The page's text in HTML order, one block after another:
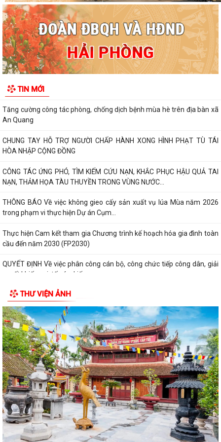
TIN MỚI
XÃ AN QUANG TỔ CHỨC PHIÊN HỌP LẦN THỨ II BAN ĐẠI DIỆN HỘI
ĐỒNG QUẢN TRỊ NGÂN HÀNG CHÍNH SÁCH XÃ HỘI
"SMART HẢI PHÒNG - CÔNG DÂN THÔNG MINH, THÀNH PHỐ MẠNH
MẼ"
vụ 6 tháng cuối năm 2026
Tăng cường công tác phòng, chống dịch bệnh mùa hè trên địa bàn xã
An Quang
CHUNG TAY HỖ TRỢ NGƯỜI CHẤP HÀNH XONG HÌNH PHẠT TÙ TÁI
HÒA NHẬP CỘNG ĐỒNG
CÔNG TÁC ỨNG PHÓ, TÌM KIẾM CỨU NẠN, KHẮC PHỤC HẬU QUẢ TAI
NẠN, THẢM HỌA TÀU THUYỀN TRONG VÙNG NƯỚC...
THÔNG BÁO Về việc không gieo cấy sản xuất vụ lúa Mùa năm 2026
trong phạm vi thực hiện Dự án Cụm...
Thực hiện Cam kết tham gia Chương trình kế hoạch hóa gia đình toàn
cầu đến năm 2030 (FP2030)
QUYẾT ĐỊNH Về việc phân công cán bộ, công chức tiếp công dân, giải
quyết khiếu nại, tố cáo, kiến...
THÔNG BÁO Lịch tiếp công dân định kỳ của Chủ tịch Ủy ban nhân dân
xã 6 tháng cuối năm 2026
QUYẾT ĐỊNH Về việc ban hành Quy chế Tiếp công dân, tiếp nhận và xử
lý đơn khiếu nại, tố...
QUYẾT ĐỊNH: Ban hành Nội quy tiếp công dân tại Trụ sở Ủy ban nhân
dân xã An Quang
Quy định số 132-QĐ/TW của Bộ Chính trị và Kế hoạch số 69-KH/TU,
ngày 12/6/2026 của Ban Thường vụ...
Quy định số 178-QĐ/TW của Bộ Chính trị và Kế hoạch số 66-KH/TU,
ngày 08/6/2026 của Ban Thường vụ...
THƯ VIỆN ẢNH